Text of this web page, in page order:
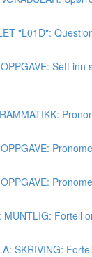
"L01D":
Sett inn
MUNTLIG: Fortell
SKRIVING: